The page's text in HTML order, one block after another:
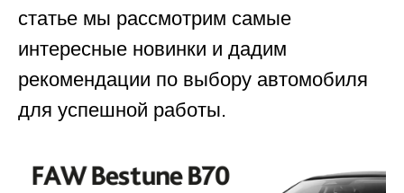
статье мы рассмотрим самые
интересные новинки и дадим
рекомендации по выбору автомобиля
для успешной работы.